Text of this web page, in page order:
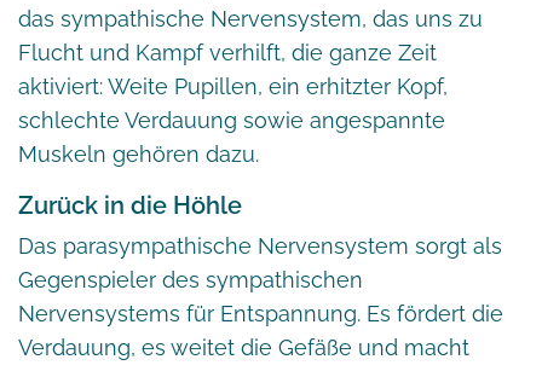
das sympathische Nervensystem, das uns zu
Flucht und Kampf verhilft, die ganze Zeit
aktiviert: Weite Pupillen, ein erhitzter Kopf,
schlechte Verdauung sowie angespannte
Muskeln gehören dazu.
Zurück in die Höhle
Das parasympathische Nervensystem sorgt als
Gegenspieler des sympathischen
Nervensystems für Entspannung. Es fördert die
Verdauung, es weitet die Gefäße und macht